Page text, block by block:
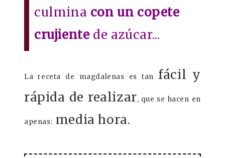
culmina con un copete
crujiente de azúcar...
La receta de magdalenas es tan fácil y
rápida de realizar, que se hacen en
apenas: media hora.